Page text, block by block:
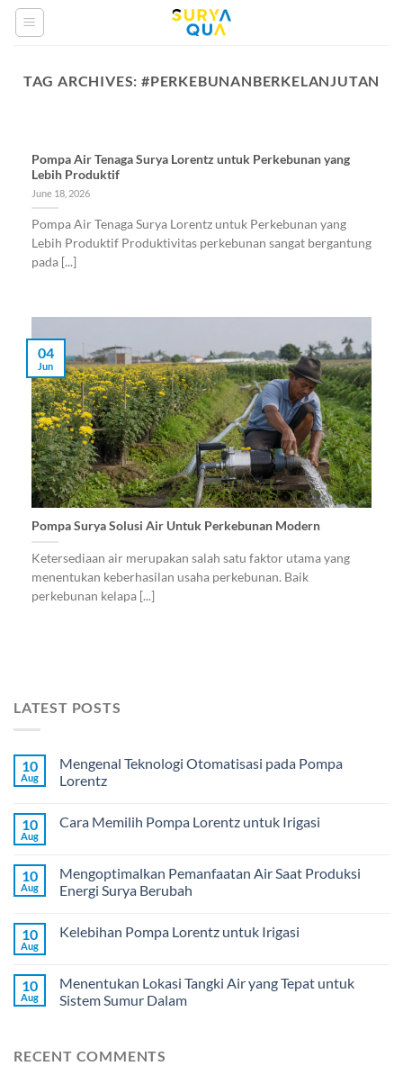
Skip
TAG ARCHIVES: #PERKEBUNANBERKELANJUTAN
Pompa Air Tenaga Surya Lorentz untuk Perkebunan yang
Lebih Produktif
June 18, 2026
Pompa Air Tenaga Surya Lorentz untuk Perkebunan yang
Lebih Produktif Produktivitas perkebunan sangat bergantung
pada [...]
Pompa Surya Solusi Air Untuk Perkebunan Modern
Ketersediaan air merupakan salah satu faktor utama yang
menentukan keberhasilan usaha perkebunan. Baik
perkebunan kelapa [...]
04
Jun
LATEST POSTS
10
Aug
Mengenal Teknologi Otomatisasi pada Pompa
Lorentz
10
Aug
Cara Memilih Pompa Lorentz untuk Irigasi
10
Aug
Mengoptimalkan Pemanfaatan Air Saat Produksi
Energi Surya Berubah
10
Aug
Kelebihan Pompa Lorentz untuk Irigasi
10
Aug
Menentukan Lokasi Tangki Air yang Tepat untuk
Sistem Sumur Dalam
RECENT COMMENTS